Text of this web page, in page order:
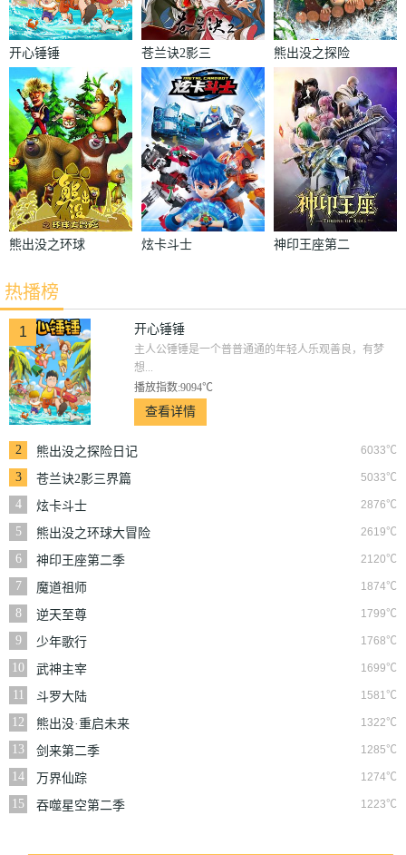
开心锤锤
苍兰诀2影三
界篇
熊出没之探险
日记
熊出没之环球
炫卡斗士
神印王座第二
热播榜
1 开心锤锤
主人公锤锤是一个普普通通的年轻人乐观善良，有梦
想...
播放指数:9094℃
查看详情
2 6033℃
熊出没之探险日记
3
5033℃
苍兰诀2影三界篇
4
2876℃
炫卡斗士
5
2619℃
熊出没之环球大冒险
6
2120℃
神印王座第二季
7
1874℃
魔道祖师
8
1799℃
逆天至尊
9
1768℃
少年歌行
10
1699℃
武神主宰
11
1581℃
斗罗大陆
12
1322℃
熊出没·重启未来
13
1285℃
剑来第二季
14
1274℃
万界仙踪
15
1223℃
吞噬星空第二季